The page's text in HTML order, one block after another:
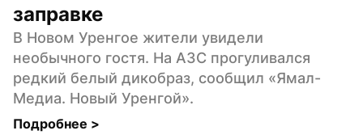
заправке
В Новом Уренгое жители увидели
необычного гостя. На АЗС прогуливался
редкий белый дикобраз, сообщил «Ямал-
Медиа. Новый Уренгой».
Подробнее >